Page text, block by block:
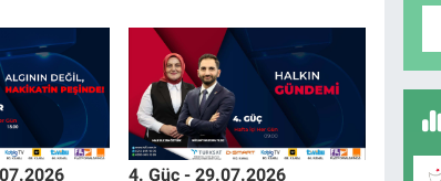
4. Güç - 29.07.2026